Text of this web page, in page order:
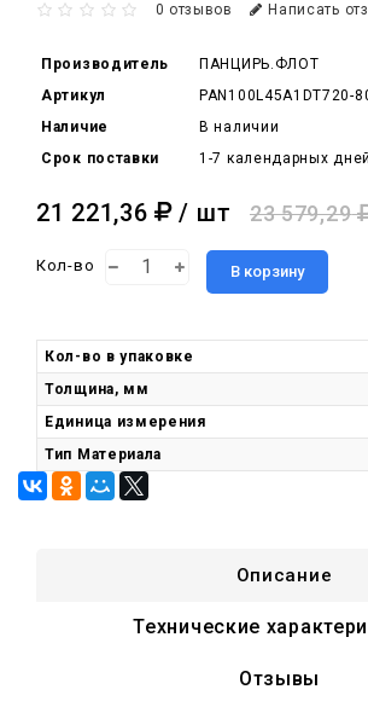
0 отзывов Написать
Производитель
ПАНЦИРЬ.ФЛОТ
Артикул
PAN100L45A1DT720-
Наличие
В наличии
Срок поставки
1-7 календарных дней
21 221,36 / шт 23 579,29
Кол-во В корзину
Кол-во в упаковке
Толщина, мм
Единица измерения
Тип Материала
Описание
Технические
Отзывы